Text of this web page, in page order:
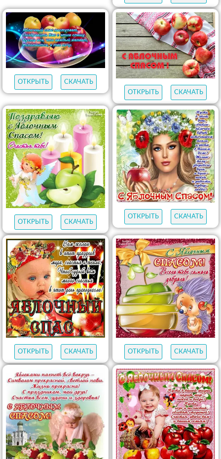
ОТКРЫТЬ
СКАЧАТЬ
ОТКРЫТЬ
СКАЧАТЬ
ОТКРЫТЬ СКАЧАТЬ
ОТКРЫТЬ СКАЧАТЬ
ОТКРЫТЬ СКАЧАТЬ ОТКРЫТЬ СКАЧАТЬ